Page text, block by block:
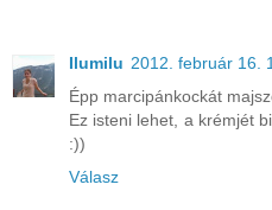
Ilumilu 2012. február 16.
Épp marcipánkockát
Ez isteni lehet, a krémjét
:))
Válasz